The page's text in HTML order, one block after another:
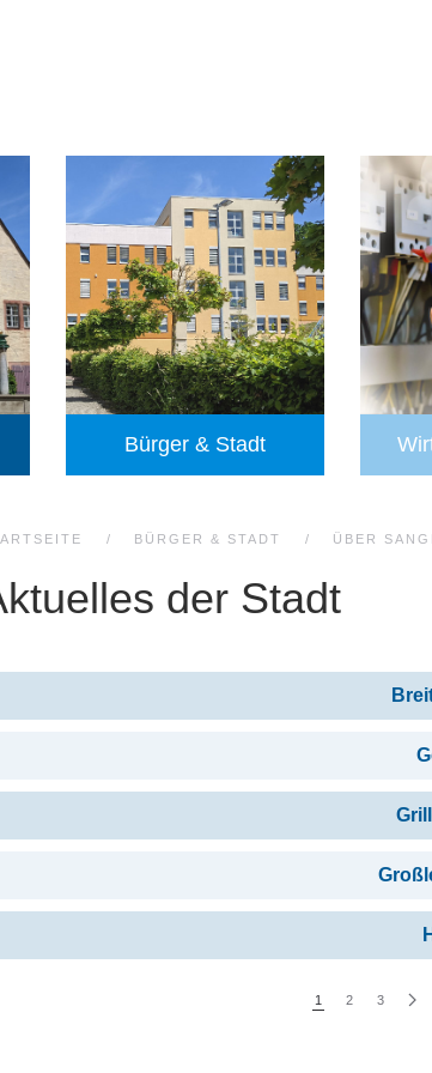
Bürger & Stadt
BÜRGER & STADT ÜBER
der Stadt
1 2 3